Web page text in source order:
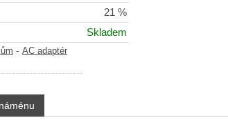
21 %
Skladem
- AC adaptér